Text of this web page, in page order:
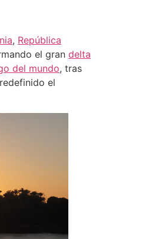
, República
el gran delta
del mundo, tras
el